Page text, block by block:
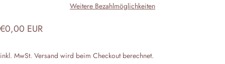
Weitere Bezahlmöglichkeiten
€0,00 EUR
inkl. MwSt. Versand wird beim Checkout berechnet.